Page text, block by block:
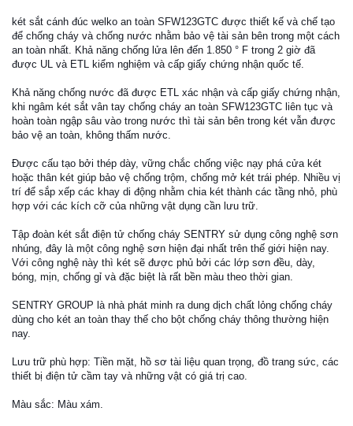
két sắt cánh đúc welko an toàn SFW123GTC được thiết kế và chế tạo
để chống cháy và chống nước nhằm bảo vệ tài sản bên trong một cách
an toàn nhất. Khả năng chống lửa lên đến 1.850 ° F trong 2 giờ đã
được UL và ETL kiểm nghiệm và cấp giấy chứng nhận quốc tế.
Khả năng chống nước đã được ETL xác nhận và cấp giấy chứng nhận,
khi ngâm két sắt vân tay chống cháy an toàn SFW123GTC liên tục và
hoàn toàn ngập sâu vào trong nước thì tài sản bên trong két vẫn được
bảo vệ an toàn, không thấm nước.
Được cấu tạo bởi thép dày, vững chắc chống việc nạy phá cửa két
hoặc thân két giúp bảo vệ chống trộm, chống mở két trái phép. Nhiều vị
trí để sắp xếp các khay di động nhằm chia két thành các tầng nhỏ, phù
hợp với các kích cỡ của những vật dụng cần lưu trữ.
Tập đoàn két sắt điện tử chống cháy SENTRY sử dụng công nghệ sơn
nhúng, đây là một công nghệ sơn hiện đại nhất trên thế giới hiện nay.
Với công nghệ này thì két sẽ được phủ bởi các lớp sơn đều, dày,
bóng, mịn, chống gỉ và đặc biệt là rất bền màu theo thời gian.
SENTRY GROUP là nhà phát minh ra dung dịch chất lỏng chống cháy
dùng cho két an toàn thay thế cho bột chống cháy thông thường hiện
nay.
Lưu trữ phù hợp: Tiền mặt, hồ sơ tài liệu quan trọng, đồ trang sức, các
thiết bị điện tử cầm tay và những vật có giá trị cao.
Màu sắc: Màu xám.